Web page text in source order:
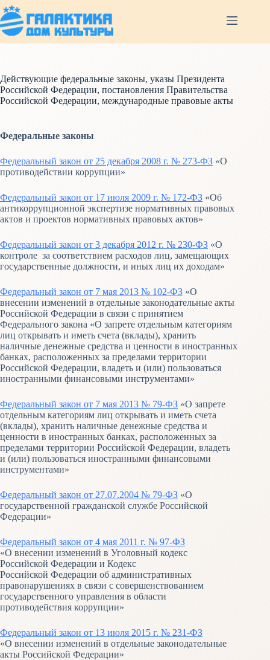
Перейти
к
сути
Действующие федеральные законы, указы Президента
Российской Федерации, постановления Правительства
Российской Федерации, международные правовые акты
Федеральные законы
Федеральный закон от 25 декабря 2008 г. № 273-ФЗ «О
противодействии коррупции»
Федеральный закон от 17 июля 2009 г. № 172-ФЗ «Об
антикоррупционной экспертизе нормативных правовых
актов и проектов нормативных правовых актов»
Федеральный закон от 3 декабря 2012 г. № 230-ФЗ «О
контроле за соответствием расходов лиц, замещающих
государственные должности, и иных лиц их доходам»
Федеральный закон от 7 мая 2013 № 102-ФЗ «О
внесении изменений в отдельные законодательные акты
Российской Федерации в связи с принятием
Федерального закона «О запрете отдельным категориям
лиц открывать и иметь счета (вклады), хранить
наличные денежные средства и ценности в иностранных
банках, расположенных за пределами территории
Российской Федерации, владеть и (или) пользоваться
иностранными финансовыми инструментами»
Федеральный закон от 7 мая 2013 № 79-ФЗ «О запрете
отдельным категориям лиц открывать и иметь счета
(вклады), хранить наличные денежные средства и
ценности в иностранных банках, расположенных за
пределами территории Российской Федерации, владеть
и (или) пользоваться иностранными финансовыми
инструментами»
Федеральный закон от 27.07.2004 № 79-ФЗ «О
государственной гражданской службе Российской
Федерации»
Федеральный закон от 4 мая 2011 г. № 97-ФЗ
«О внесении изменений в Уголовный кодекс
Российской Федерации и Кодекс
Российской Федерации об административных
правонарушениях в связи с совершенствованием
государственного управления в области
противодействия коррупции»
Федеральный закон от 13 июля 2015 г. № 231-ФЗ
«О внесении изменений в отдельные законодательные
акты Российской Федерации»